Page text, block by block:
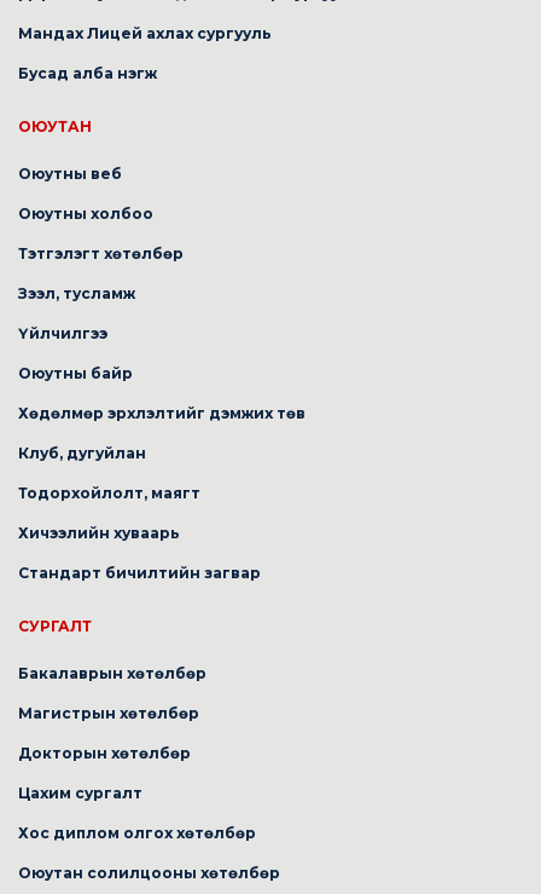
Мандах Лицей ахлах сургууль
Бусад алба нэгж
ОЮУТАН
Оюутны веб
Оюутны холбоо
Тэтгэлэгт хөтөлбөр
Зээл, тусламж
Үйлчилгээ
Оюутны байр
Хөдөлмөр эрхлэлтийг дэмжих төв
Клуб, дугуйлан
Тодорхойлолт, маягт
Хичээлийн хуваарь
Стандарт бичилтийн загвар
СУРГАЛТ
Бакалаврын хөтөлбөр
Магистрын хөтөлбөр
Докторын хөтөлбөр
Цахим сургалт
Хос диплом олгох хөтөлбөр
Оюутан солилцооны хөтөлбөр